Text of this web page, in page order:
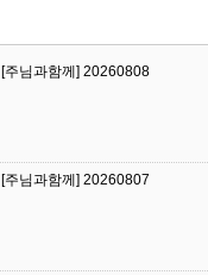
[주님과함께] 20260808
[주님과함께] 20260807